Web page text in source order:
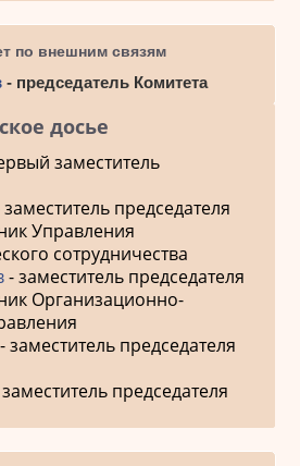
по внешним связям
- председатель Комитета
досье
заместитель
председателя
Управления
сотрудничества
- заместитель председателя
Организационно-
заместитель председателя
председателя